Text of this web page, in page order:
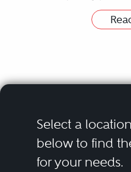
can be issued
creditors of the
equity
their intention
Le droit des
émetteurs ou
d’instruments
règlemente
Select a
below to find
for your needs.